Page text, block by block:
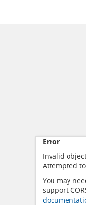
Error
Invalid
Attempted
You may
support